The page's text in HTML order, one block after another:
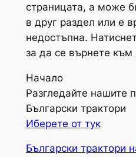
страницата, а може
в друг раздел или е
недостъпна.
за да се върнете към
Начало
Разгледайте нашите
Български трактори
Иберете от тук
Български трактори